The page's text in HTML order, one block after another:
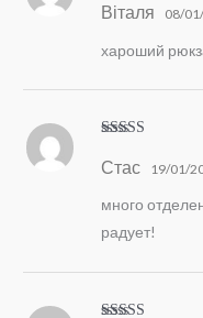
з 5
Віталя 08/
хароший
з 5
Стас 19/01/
много
радует!